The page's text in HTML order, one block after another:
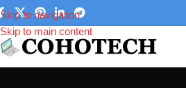
Skip to navigation
Skip to main content